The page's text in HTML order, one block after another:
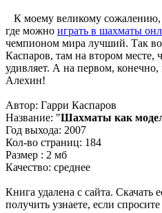
К моему великому сожалению,
где можно играть в шахматы
чемпионом мира лучший. Так
Каспаров, там на втором месте,
удивляет. А на первом,
Алехин!
Автор: Гарри Каспаров
Название: "Шахматы как
Год выхода: 2007
Кол-во страниц: 184
Размер : 2 мб
Качество: среднее
Книга удалена с сайта.
получить узнаете, если